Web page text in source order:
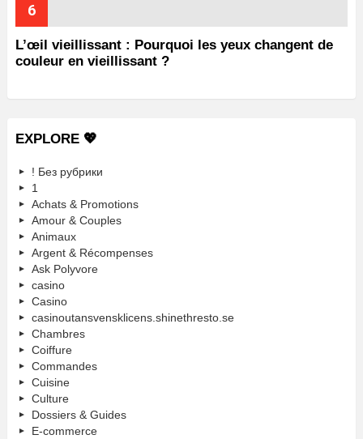
L’œil vieillissant : Pourquoi les yeux changent de
couleur en vieillissant ?
EXPLORE 💖
! Без рубрики
1
Achats & Promotions
Amour & Couples
Animaux
Argent & Récompenses
Ask Polyvore
casino
Casino
casinoutansvensklicens.shinethresto.se
Chambres
Coiffure
Commandes
Cuisine
Culture
Dossiers & Guides
E-commerce